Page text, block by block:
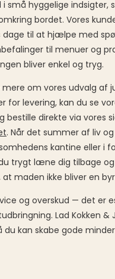
i små hyggelige indsigter,
bordet. Vores
dage til at hjælpe med
til menuer og
bliver enkel og tryg.
mere om vores udvalg af
for levering, kan du se
bestille direkte via vores
. Når det summer af liv
kantine eller i
trygt læne dig tilbage
at maden ikke bliver en
og overskud — det er
Lad Kokken
du kan skabe gode